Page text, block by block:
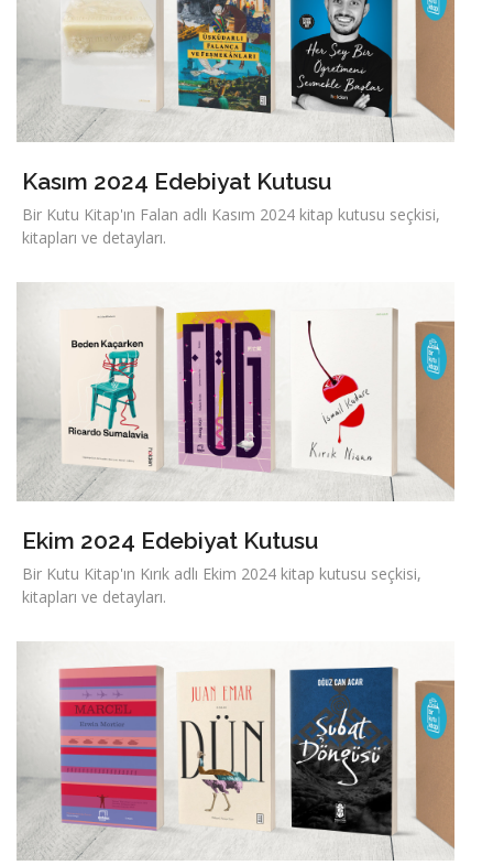
Kasım 2024 Edebiyat Kutusu
Bir Kutu Kitap'ın Falan adlı Kasım 2024 kitap kutusu seçkisi,
kitapları ve detayları.
Ekim 2024 Edebiyat Kutusu
Bir Kutu Kitap'ın Kırık adlı Ekim 2024 kitap kutusu seçkisi,
kitapları ve detayları.